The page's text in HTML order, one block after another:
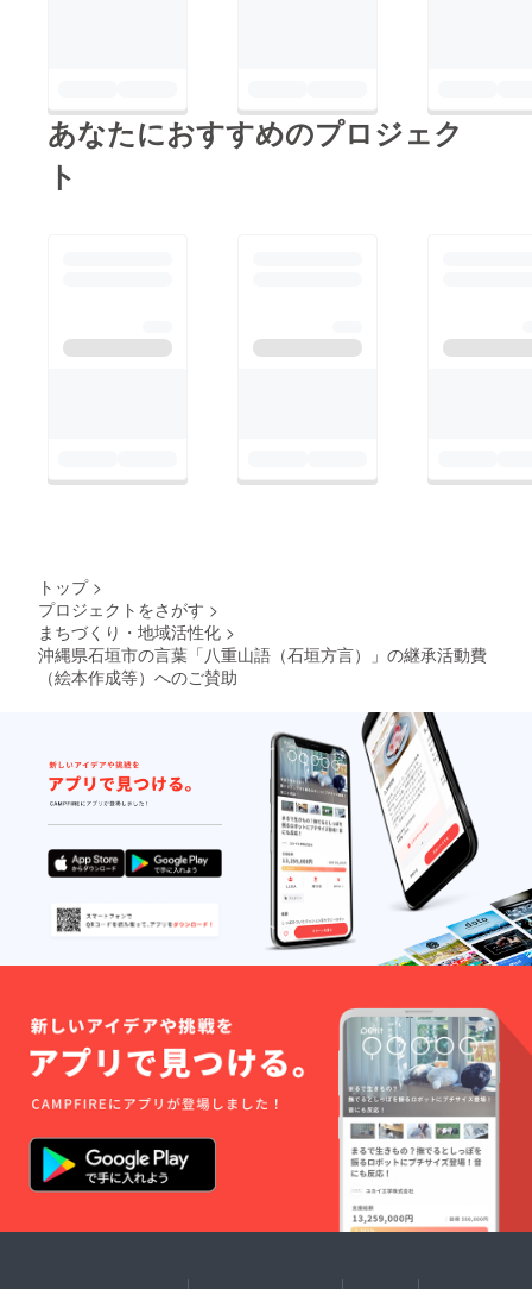
あなたにおすすめのプロジェク
ト
トップ >
プロジェクトをさがす >
まちづくり・地域活性化 >
沖縄県石垣市の言葉「八重山語（石垣方言）」の継承活動費
（絵本作成等）へのご賛助